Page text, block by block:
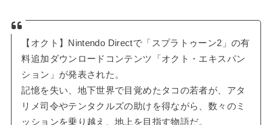
【オクト】Nintendo Directで「スプラトゥーン2」の有
料追加ダウンロードコンテンツ「オクト・エキスパン
ション」が発表された。
記憶を失い、地下世界で目覚めたタコの若者が、アタ
リメ司令やテンタクルズの助けを得ながら、数々のミ
ッションを乗り越え、地上を目指す物語だ。